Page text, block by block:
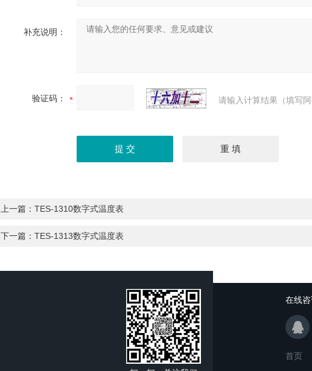
补充说明：
验证码： 请输入计算结果（填写
上一篇： TES-1310数字式温度表
下一篇： TES-1313数字式温度表
在线咨
首页